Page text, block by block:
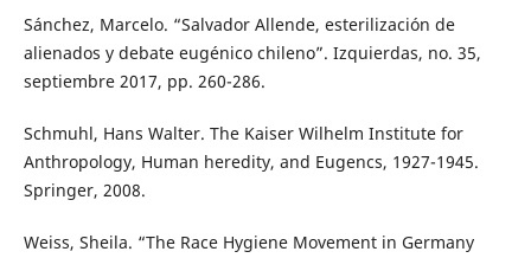
Sánchez, Marcelo. “Salvador Allende, esterilización de
alienados y debate eugénico chileno”. Izquierdas, no. 35,
septiembre 2017, pp. 260-286.
Schmuhl, Hans Walter. The Kaiser Wilhelm Institute for
Anthropology, Human heredity, and Eugencs, 1927-1945.
Springer, 2008.
Weiss, Sheila. “The Race Hygiene Movement in Germany